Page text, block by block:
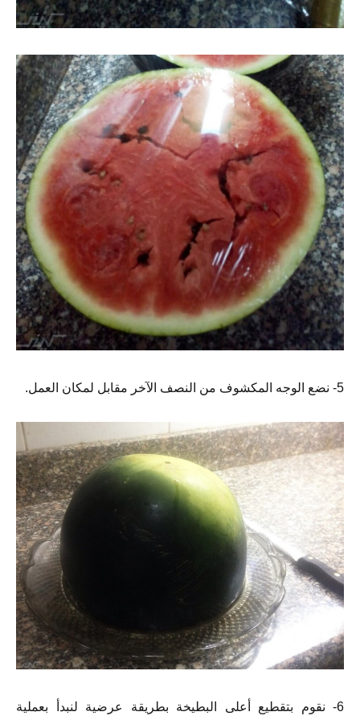
5- نضع الوجه المكشوف من النصف الآخر مقابل لمكان العمل.
6- نقوم بتقطيع أعلى البطيخة بطريقة عرضية لنبدأ بعملية